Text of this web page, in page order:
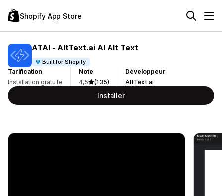
Shopify App Store
ATAI ‑ AltText.ai AI Alt Text
Built for Shopify
Tarification
Installation gratuite
Note
4,5
(135)
Développeur
AltText.ai
Installer